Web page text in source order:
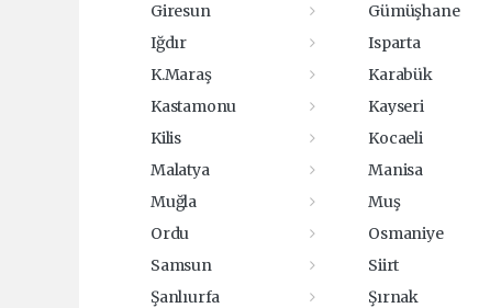
Giresun
Gümüşhane
Iğdır
Isparta
K.Maraş
Karabük
Kastamonu
Kayseri
Kilis
Kocaeli
Malatya
Manisa
Muğla
Muş
Ordu
Osmaniye
Samsun
Siirt
Şanlıurfa
Şırnak